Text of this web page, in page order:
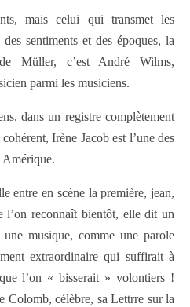
mais celui qui transmet les
sentiments et des époques, la
Müller, c’est André Wilms,
parmi les musiciens.
dans un registre complètement
Irène Jacob est l’une des
Amérique.
entre en scène la première, jean,
l’on reconnaît bientôt, elle dit un
musique, comme une parole
extraordinaire qui suffirait à
l’on « bisserait » volontiers !
Colomb, célèbre, sa Lettrre sur la